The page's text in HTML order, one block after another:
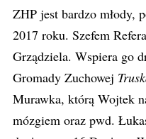
ZHP jest bardzo młody,
2017 roku. Szefem
Grządziela. Wspiera go
Gromady Zuchowej
Murawka, którą Wojtek
mózgiem oraz pwd.